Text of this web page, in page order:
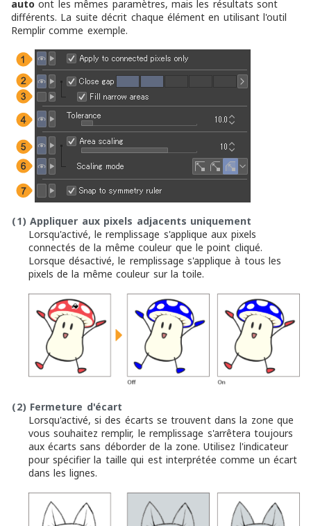
auto ont les mêmes paramètres, mais les résultats sont
différents. La suite décrit chaque élément en utilisant l'outil
Remplir comme exemple.
(1) Appliquer aux pixels adjacents uniquement
Lorsqu'activé, le remplissage s'applique aux pixels
connectés de la même couleur que le point cliqué.
Lorsque désactivé, le remplissage s'applique à tous les
pixels de la même couleur sur la toile.
(2) Fermeture d'écart
Lorsqu'activé, si des écarts se trouvent dans la zone que
vous souhaitez remplir, le remplissage s'arrêtera toujours
aux écarts sans déborder de la zone. Utilisez l'indicateur
pour spécifier la taille qui est interprétée comme un écart
dans les lignes.